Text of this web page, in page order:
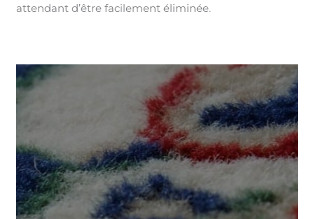
attendant d’être facilement éliminée.